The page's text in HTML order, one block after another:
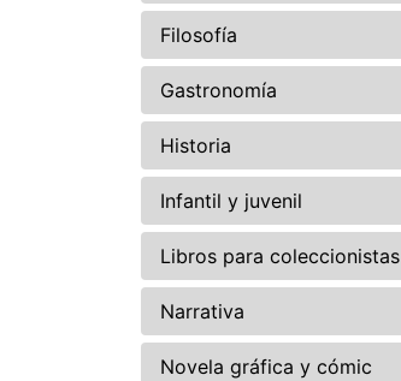
Filosofía
Gastronomía
Historia
Infantil y juvenil
Libros para coleccionistas
Narrativa
Novela gráfica y cómic